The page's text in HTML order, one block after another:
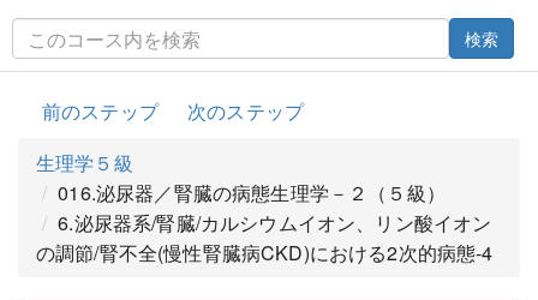
検索
前のステップ
次のステップ
生理学５級
016.泌尿器／腎臓の病態生理学－２（５級）
6.泌尿器系/腎臓/カルシウムイオン、リン酸イオン
の調節/腎不全(慢性腎臓病CKD)における2次的病態-4